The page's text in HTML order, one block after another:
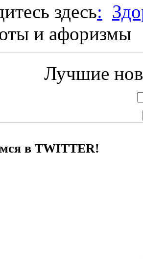
здесь:
и афоризмы
Лучшие
в TWITTER!